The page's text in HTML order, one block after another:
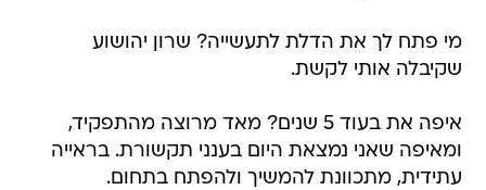
מי פתח לך את הדלת לתעשייה? שרון יהושוע
שקיבלה אותי לקשת.
איפה את בעוד 5 שנים? מאד מרוצה מהתפקיד,
ומאיפה שאני נמצאת היום בענני תקשורת. בראייה
עתידית, מתכוונת להמשיך ולהפתח בתחום.